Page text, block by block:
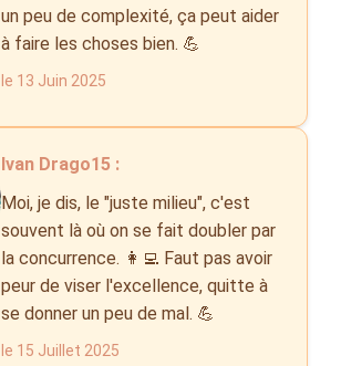
un peu de complexité, ça peut aider
à faire les choses bien. 💪
le 13 Juin 2025
Ivan Drago15 :
Moi, je dis, le "juste milieu", c'est
souvent là où on se fait doubler par
la concurrence. 👩‍💻 Faut pas avoir
peur de viser l'excellence, quitte à
se donner un peu de mal. 💪
le 15 Juillet 2025